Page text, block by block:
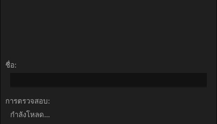
ชื่อ:
การตรวจสอบ:
กำลังโหลด...